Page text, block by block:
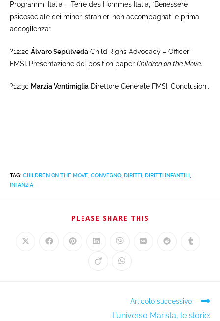
Programmi Italia – Terre des Hommes Italia, “Benessere
psicosociale dei minori stranieri non accompagnati e prima
accoglienza”.
?12:20 Álvaro Sepúlveda Child Righs Advocacy – Officer
FMSI. Presentazione del position paper Children on the Move.
?12:30 Marzia Ventimiglia Direttore Generale FMSI. Conclusioni.
TAG: CHILDREN ON THE MOVE, CONVEGNO, DIRITTI , DIRITTI INFANTILI,
INFANZIA
PLEASE SHARE THIS
Articolo successivo
L’universo Marista, le storie: